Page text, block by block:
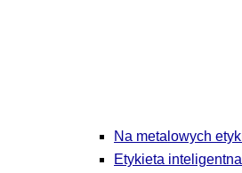
Na metalowych
Etykieta